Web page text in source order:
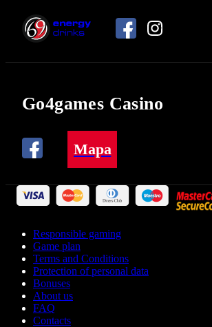
Go4games Casino
Mapa
Responsible gaming
Game plan
Terms and Conditions
Protection of personal data
Bonuses
About us
FAQ
Contacts